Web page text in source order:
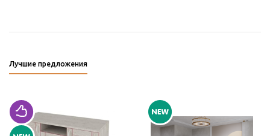
Лучшие предложения